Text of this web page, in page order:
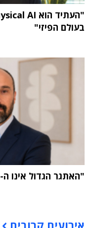
בעולם הפיזי"
"האתגר הגדול אינו ה-AI אלא הטמעתה בארגון"
אירועים קרובים